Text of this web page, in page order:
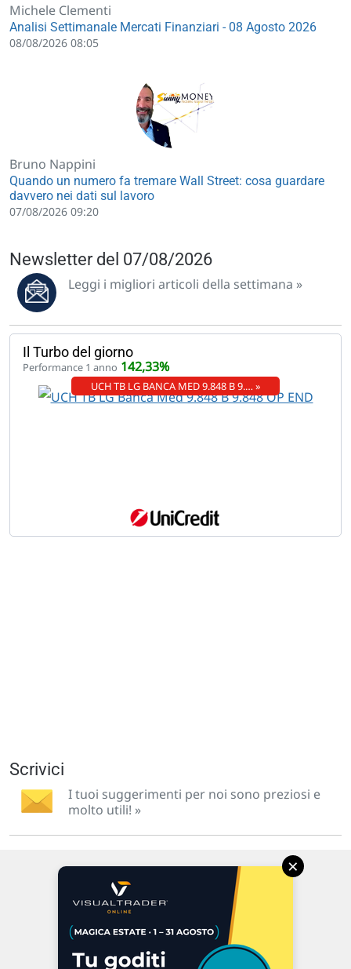
Michele Clementi
Analisi Settimanale Mercati Finanziari - 08 Agosto 2026
08/08/2026 08:05
Bruno Nappini
Quando un numero fa tremare Wall Street: cosa guardare
davvero nei dati sul lavoro
07/08/2026 09:20
Newsletter del 07/08/2026
Leggi i migliori articoli della settimana »
Il Turbo del giorno
Performance 1 anno 142,33%
UCH TB LG BANCA MED 9.848 B 9.… »
Scrivici
I tuoi suggerimenti per noi sono preziosi e
molto utili! »
Via Macanno, 38/A
P.IVA 02 452 460 401
×